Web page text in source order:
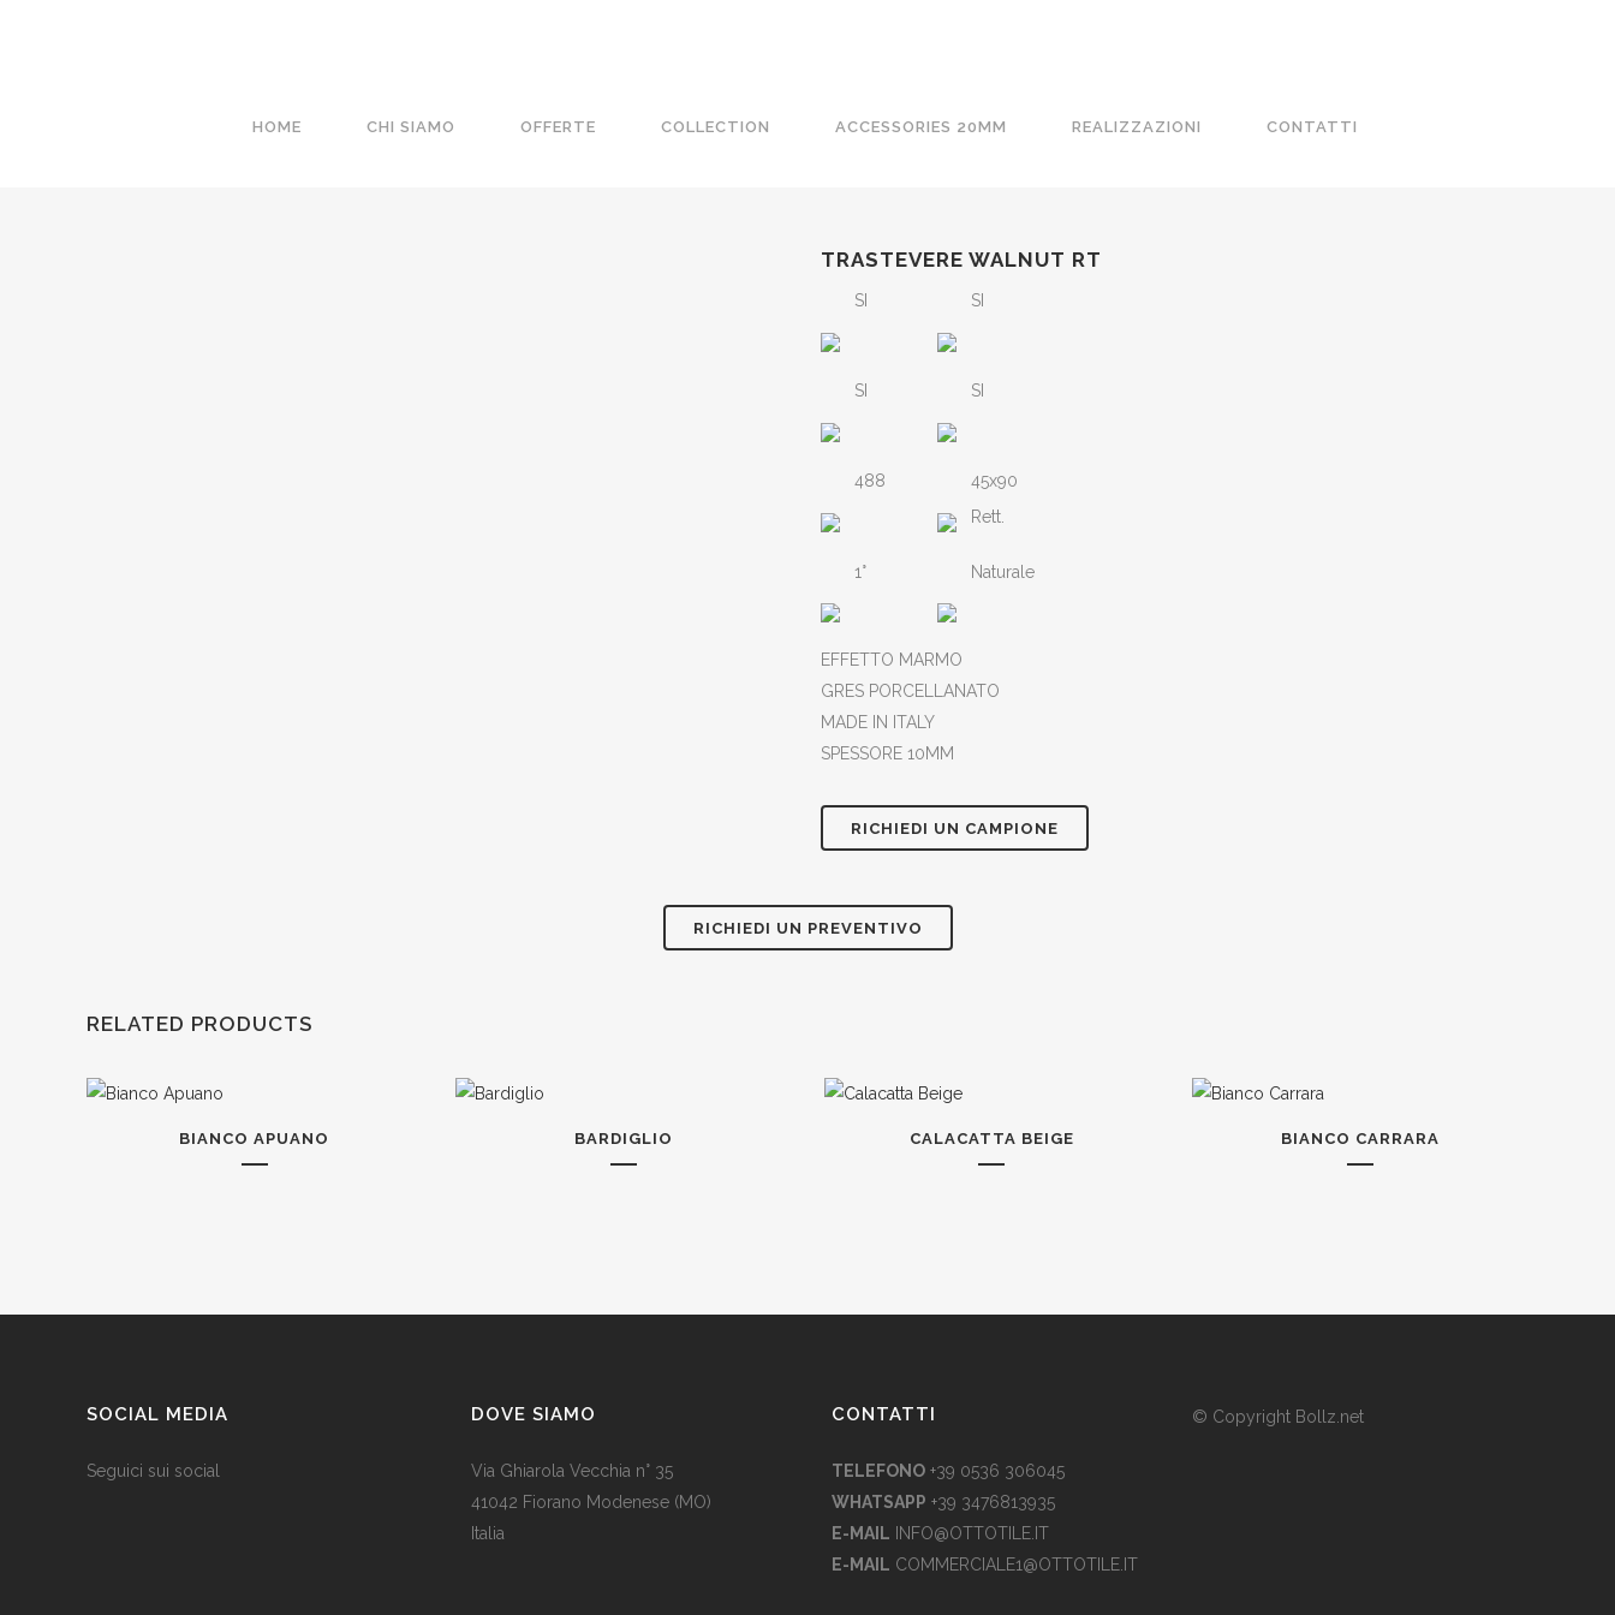
HOME CHI SIAMO OFFERTE COLLECTION ACCESSORIES 20MM REALIZZAZIONI CONTATTI
TRASTEVERE WALNUT RT
SI SI
SI SI
488
45x90
Rett.
1° Naturale
EFFETTO MARMO
GRES PORCELLANATO
MADE IN ITALY
SPESSORE 10MM
RICHIEDI UN CAMPIONE
RICHIEDI UN PREVENTIVO
RELATED PRODUCTS
BIANCO APUANO BARDIGLIO CALACATTA BEIGE BIANCO CARRARA
SOCIAL MEDIA
Seguici sui social
DOVE SIAMO
Via Ghiarola Vecchia n° 35
41042 Fiorano Modenese (MO)
Italia
CONTATTI
TELEFONO +39 0536 306045
WHATSAPP +39 3476813935
E-MAIL
INFO@OTTOTILE.IT
E-MAIL COMMERCIALE1@OTTOTILE.IT
© Copyright Bollz.net